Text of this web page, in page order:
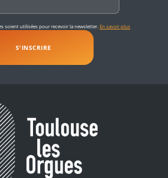
soient utilisées pour recevoir la newsletter.En savoir plus